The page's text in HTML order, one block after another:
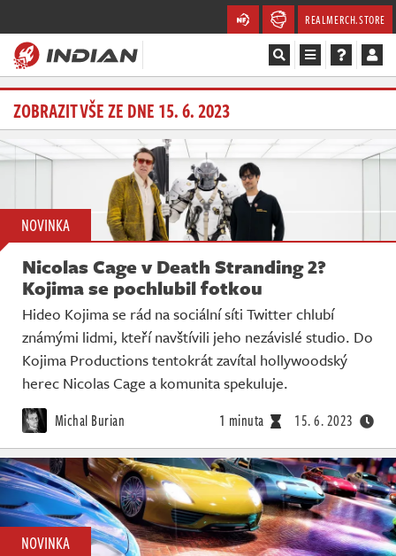
REALMERCH.STORE
Magazín
Recenze
Soutěže
Databáze
Komunita
Redakce
Živě
ZOBRAZIT VŠE ZE DNE 15. 6. 2023
NOVINKA
Nicolas Cage v Death Stranding 2?
Kojima se pochlubil fotkou
Hideo Kojima se rád na sociální síti Twitter chlubí
známými lidmi, kteří navštívili jeho nezávislé studio. Do
Kojima Productions tentokrát zavítal hollywoodský
herec Nicolas Cage a komunita spekuluje.
Michal Burian 1 minuta 15. 6. 2023
NOVINKA